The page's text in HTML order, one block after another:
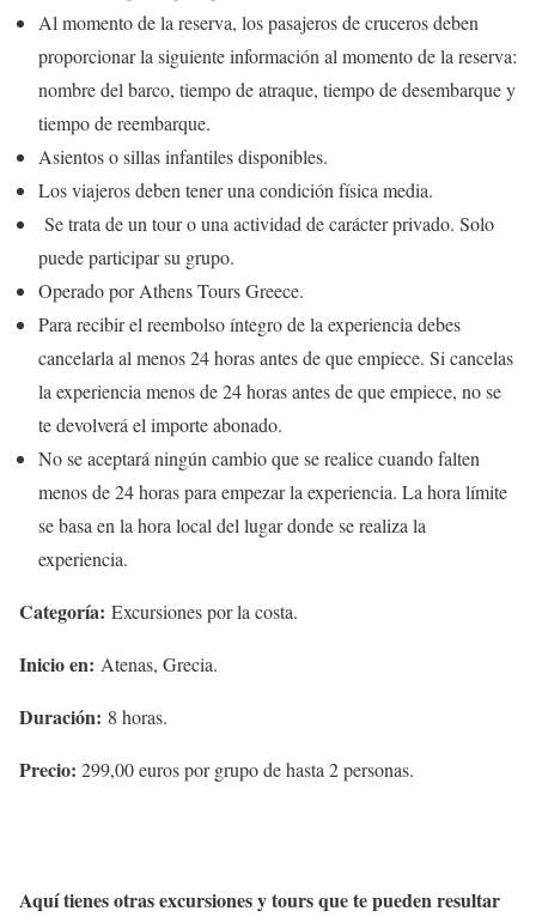
Al momento de la reserva, los pasajeros de cruceros deben
proporcionar la siguiente información al momento de la reserva:
nombre del barco, tiempo de atraque, tiempo de desembarque y
tiempo de reembarque.
Asientos o sillas infantiles disponibles.
Los viajeros deben tener una condición física media.
Se trata de un tour o una actividad de carácter privado. Solo
puede participar su grupo.
Operado por Athens Tours Greece.
Para recibir el reembolso íntegro de la experiencia debes
cancelarla al menos 24 horas antes de que empiece. Si cancelas
la experiencia menos de 24 horas antes de que empiece, no se
te devolverá el importe abonado.
No se aceptará ningún cambio que se realice cuando falten
menos de 24 horas para empezar la experiencia. La hora límite
se basa en la hora local del lugar donde se realiza la
experiencia.
Categoría: Excursiones por la costa.
Inicio en: Atenas, Grecia.
Duración: 8 horas.
Precio: 299,00 euros por grupo de hasta 2 personas.
Aquí tienes otras excursiones y tours que te pueden resultar